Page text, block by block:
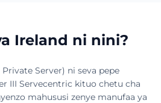
Ireland ni nini?
Server) ni seva pepe
III Servecentric kituo chetu cha
mahususi zenye manufaa ya